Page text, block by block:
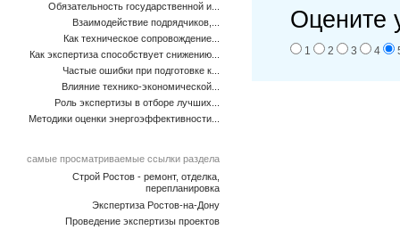
Обязательность государственной и...
Взаимодействие подрядчиков,...
Как техническое сопровождение...
Как экспертиза способствует снижению...
Частые ошибки при подготовке к...
Влияние технико-экономической...
Роль экспертизы в отборе лучших...
Методики оценки энергоэффективности...
самые просматриваемые ссылки раздела
Строй Ростов - ремонт, отделка,
перепланировка
Экспертиза Ростов-на-Дону
Проведение экспертизы проектов
Оцените
1 2 3 4